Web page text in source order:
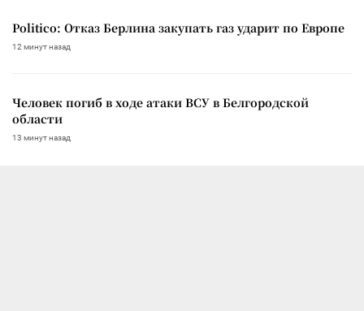
Politico: Отказ Берлина закупать газ ударит по Европе
12 минут назад
Человек погиб в ходе атаки ВСУ в Белгородской
области
13 минут назад